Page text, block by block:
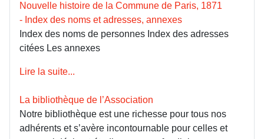
Nouvelle histoire de la Commune de Paris, 1871
- Index des noms et adresses, annexes
Index des noms de personnes Index des adresses
citées Les annexes
Lire la suite...
La bibliothèque de l’Association
Notre bibliothèque est une richesse pour tous nos
adhérents et s’avère incontournable pour celles et